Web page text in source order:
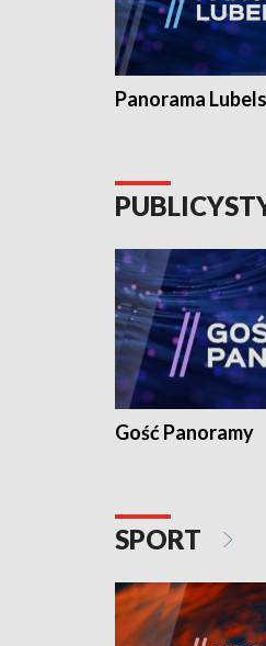
Panorama
Gość Panoramy
SPORT